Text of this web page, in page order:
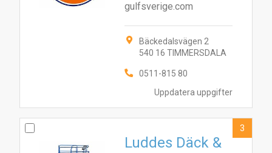
Uppdatera uppgifter
gulfsverige.com
Bäckedalsvägen 2
540 16 TIMMERSDALA
0511-815 80
Luddes Däck &
3